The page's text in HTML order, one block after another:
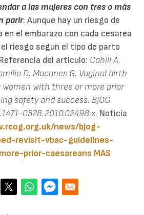
a las mujeres con tres o más
parir. Aunque hay un riesgo de
el embarazo con cada cesarea
riesgo segun el tipo de parto
del articulo: Cahill A.
D, Macones G. Vaginal birth
with three or more prior
safety and success. BJOG
0528.2010.02498.x. Noticia
news/bjog-
revisit-vbac-guidelines-
prior-caesareans MAS